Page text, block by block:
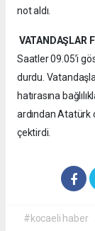
not aldı.
VATANDAŞLAR
Saatler 09.05’i
durdu.
hatırasına
ardından Atatürk
çektirdi.
#kocaeli haber